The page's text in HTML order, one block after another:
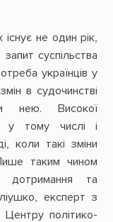
не один рік,
суспільства
українців у
в судочинстві
нею. Високої
у тому числі і
коли такі зміни
таким чином
дотримання та
експерт з
Центру політико-